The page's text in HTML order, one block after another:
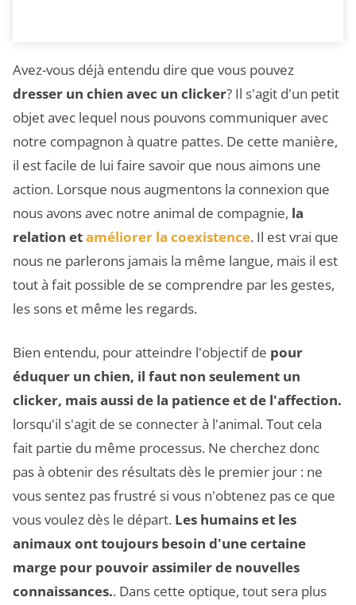
Avez-vous déjà entendu dire que vous pouvez
dresser un chien avec un clicker? Il s'agit d'un petit
objet avec lequel nous pouvons communiquer avec
notre compagnon à quatre pattes. De cette manière,
il est facile de lui faire savoir que nous aimons une
action. Lorsque nous augmentons la connexion que
nous avons avec notre animal de compagnie, la
relation etaméliorer la coexistence. Il est vrai que
nous ne parlerons jamais la même langue, mais il est
tout à fait possible de se comprendre par les gestes,
les sons et même les regards.
Bien entendu, pour atteindre l'objectif de pour
éduquer un chien, il faut non seulement un
clicker, mais aussi de la patience et de l'affection.
lorsqu'il s'agit de se connecter à l'animal. Tout cela
fait partie du même processus. Ne cherchez donc
pas à obtenir des résultats dès le premier jour : ne
vous sentez pas frustré si vous n'obtenez pas ce que
vous voulez dès le départ. Les humains et les
animaux ont toujours besoin d'une certaine
marge pour pouvoir assimiler de nouvelles
connaissances.. Dans cette optique, tout sera plus